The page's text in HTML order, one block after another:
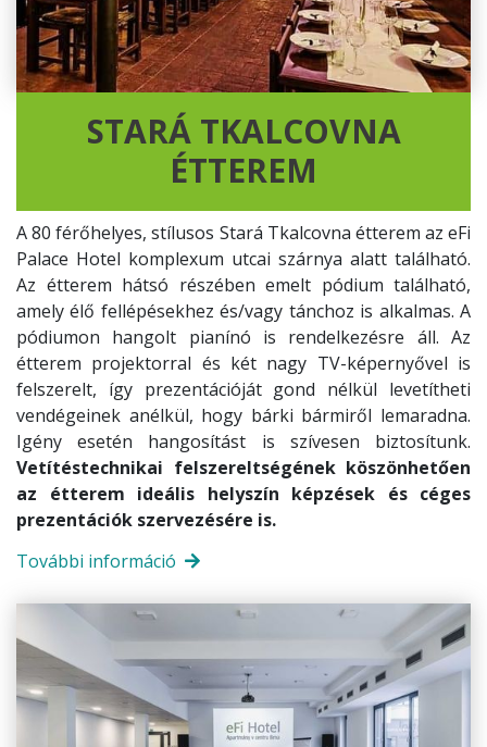
STARÁ TKALCOVNA
ÉTTEREM
A 80 férőhelyes, stílusos Stará Tkalcovna étterem az eFi
Palace Hotel komplexum utcai szárnya alatt található.
Az étterem hátsó részében emelt pódium található,
amely élő fellépésekhez és/vagy tánchoz is alkalmas. A
pódiumon hangolt pianínó is rendelkezésre áll. Az
étterem projektorral és két nagy TV-képernyővel is
felszerelt, így prezentációját gond nélkül levetítheti
vendégeinek anélkül, hogy bárki bármiről lemaradna.
Igény esetén hangosítást is szívesen biztosítunk.
Vetítéstechnikai felszereltségének köszönhetően
az étterem ideális helyszín képzések és céges
prezentációk szervezésére is.
További információ